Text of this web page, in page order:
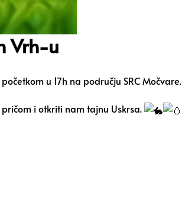
Vrh-u
u 17h na području SRC Močvare.
i otkriti nam tajnu Uskrsa.